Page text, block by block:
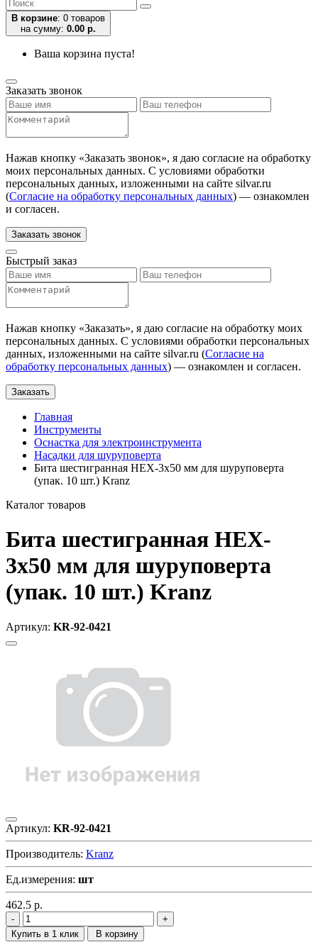
В корзине: 0 товаров
на сумму: 0.00 р.
Ваша корзина пуста!
Заказать звонок
Нажав кнопку «Заказать звонок», я даю согласие на обработку
моих персональных данных. С условиями обработки
персональных данных, изложенными на сайте silvar.ru
(Согласие на обработку персональных данных) — ознакомлен
и согласен.
Заказать звонок
Быстрый заказ
Нажав кнопку «Заказать», я даю согласие на обработку моих
персональных данных. С условиями обработки персональных
данных, изложенными на сайте silvar.ru (Согласие на
обработку персональных данных) — ознакомлен и согласен.
Заказать
Главная
Инструменты
Оснастка для электроинструмента
Насадки для шуруповерта
Бита шестигранная HEX-3х50 мм для шуруповерта
(упак. 10 шт.) Kranz
Каталог товаров
Бита шестигранная HEX-
3х50 мм для шуруповерта
(упак. 10 шт.) Kranz
Артикул: KR-92-0421
Артикул: KR-92-0421
Производитель: Kranz
Ед.измерения: шт
462.5 р.
Купить в 1 клик В корзину